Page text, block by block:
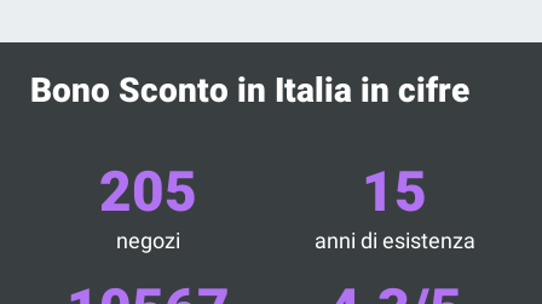
Bono Sconto in Italia in cifre
205
negozi
15
anni di esistenza